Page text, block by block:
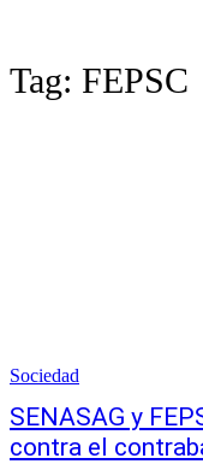
Tag: FEPSC
Sociedad
SENASAG y
contra el